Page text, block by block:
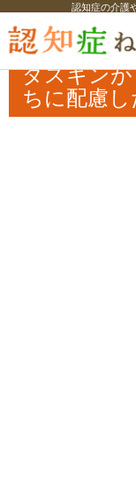
認知症の介護
認知症ねっと 認知症
介護、心と気持ちに配慮
ダスキン
ちに配慮